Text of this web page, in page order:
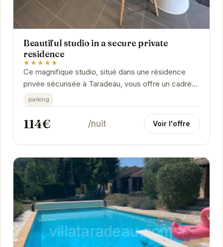
Beautiful studio in a secure private
residence
★★★★★
Ce magnifique studio, situé dans une résidence
privée sécurisée à Taradeau, vous offre un cadre
paisible et confortable pour vos vacances.
parking
114€ /nuit Voir l'offre